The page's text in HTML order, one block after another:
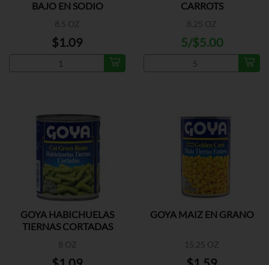
BAJO EN SODIO
8.5 OZ
$1.09
CARROTS
8.25 OZ
5/$5.00
GOYA HABICHUELAS
TIERNAS CORTADAS
8 OZ
GOYA MAIZ EN GRANO
15.25 OZ